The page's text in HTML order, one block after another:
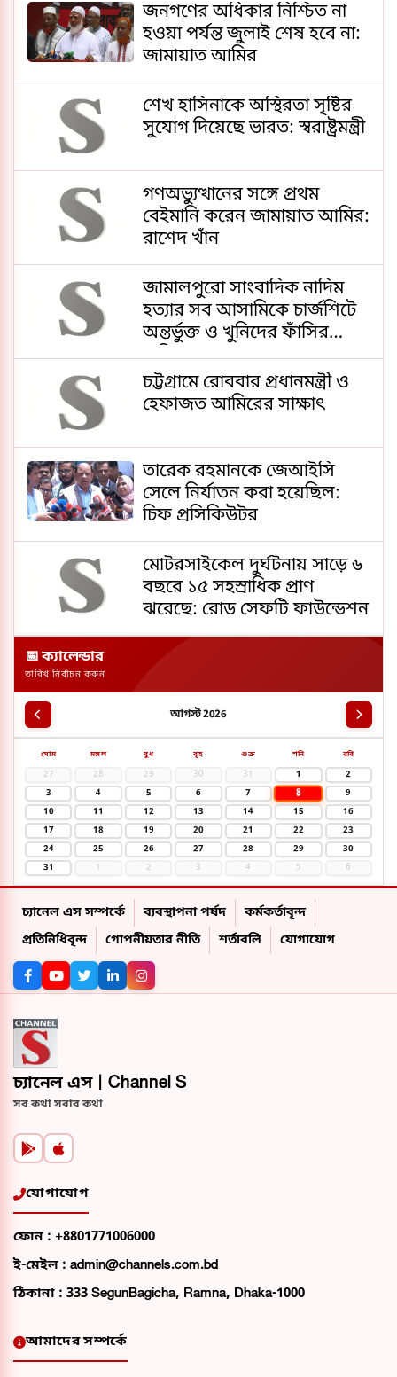
জনগণের অধিকার নিশ্চিত না
হওয়া পর্যন্ত জুলাই শেষ হবে না:
জামায়াত আমির
শেখ হাসিনাকে অস্থিরতা সৃষ্টির
সুযোগ দিয়েছে ভারত: স্বরাষ্ট্রমন্ত্রী
গণঅভ্যুত্থানের সঙ্গে প্রথম
বেইমানি করেন জামায়াত আমির:
রাশেদ খাঁন
জামালপুরো সাংবাদিক নাদিম
হত্যার সব আসামিকে চার্জশিটে
অন্তর্ভুক্ত ও খুনিদের ফাঁসির
দাবিতে মানববন্ধন
চট্টগ্রামে রোববার প্রধানমন্ত্রী ও
হেফাজত আমিরের সাক্ষাৎ
তারেক রহমানকে জেআইসি
সেলে নির্যাতন করা হয়েছিল:
চিফ প্রসিকিউটর
মোটরসাইকেল দুর্ঘটনায় সাড়ে ৬
বছরে ১৫ সহস্রাধিক প্রাণ
ঝরেছে: রোড সেফটি ফাউন্ডেশন
📅 ক্যালেন্ডার
তারিখ নির্বাচন করুন
আগস্ট 2026
সোম মঙ্গল বুধ বৃহ শুক্র শনি রবি
27 28 29 30 31 1
2
3
4 5 6 7 8
9
10
11 12 13 14 15
16
17
18 19 20 21 22
23
24
25 26 27 28 29
30
31
1 2 3 4 5 6
চ্যানেল এস সম্পর্কে ব্যবস্থাপনা পর্ষদ
কর্মকর্তাবৃন্দ
প্রতিনিধিবৃন্দ
গোপনীয়তার নীতি শর্তাবলি যোগাযোগ
চ্যানেল এস | Channel S
সব কথা সবার কথা
যোগাযোগ
ফোন : +8801771006000
ই-মেইল : admin@channels.com.bd
ঠিকানা : 333 SegunBagicha, Ramna, Dhaka-1000
আমাদের সম্পর্কে